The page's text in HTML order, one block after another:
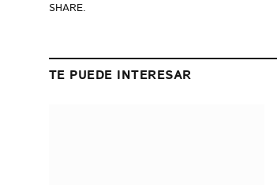
SHARE.
TE PUEDE INTERESAR